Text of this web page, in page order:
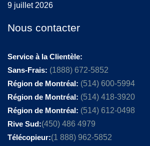
9 juillet 2026
Nous contacter
Service à la Clientèle:
Sans-Frais: (1888) 672-5852
Région de Montréal: (514) 600-5994
Région de Montréal: (514) 418-3920
Région de Montréal: (514) 612-0498
Rive Sud:(450) 486 4979
Télécopieur:(1 888) 962-5852